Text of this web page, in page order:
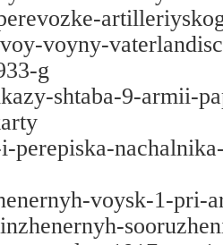
voyny-
g
shtaba-9-armii-
perepiska-
voysk-1-pri-